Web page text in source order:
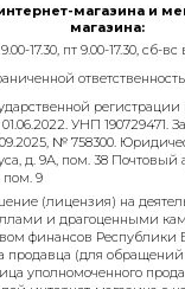
магазина и
магазина:
17.30, пт 9.00-17.30, сб-
УНП 190729471.
№ 758300.
д. 9А, пом. 38 Почтовый
пом. 9
(лицензия) на
и драгоценными
финансов Республики
продавца (для
уполномоченного